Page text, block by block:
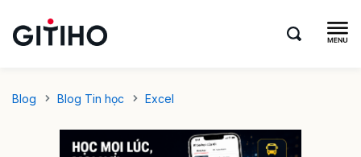
Blog Blog Tin học Excel